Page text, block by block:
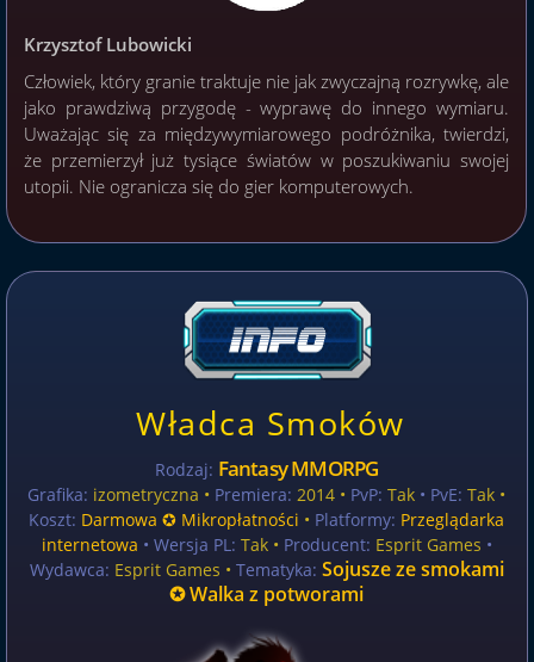
Krzysztof Lubowicki
Człowiek, który granie traktuje nie jak zwyczajną rozrywkę, ale
jako prawdziwą przygodę - wyprawę do innego wymiaru.
Uważając się za międzywymiarowego podróżnika, twierdzi,
że przemierzył już tysiące światów w poszukiwaniu swojej
utopii. Nie ogranicza się do gier komputerowych.
Władca Smoków
Rodzaj: Fantasy MMORPG
Grafika: izometryczna • Premiera: 2014 • PvP: Tak • PvE: Tak •
Koszt: Darmowa ✪ Mikropłatności • Platformy: Przeglądarka
internetowa • Wersja PL: Tak• Producent: Esprit Games •
Wydawca: Esprit Games • Tematyka: Sojusze ze smokami
✪ Walka z potworami